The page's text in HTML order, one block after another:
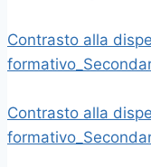
Contrasto alla
Contrasto alla